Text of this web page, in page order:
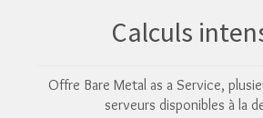
Calculs
Offre Bare Metal as a Service,
serveurs disponibles à la